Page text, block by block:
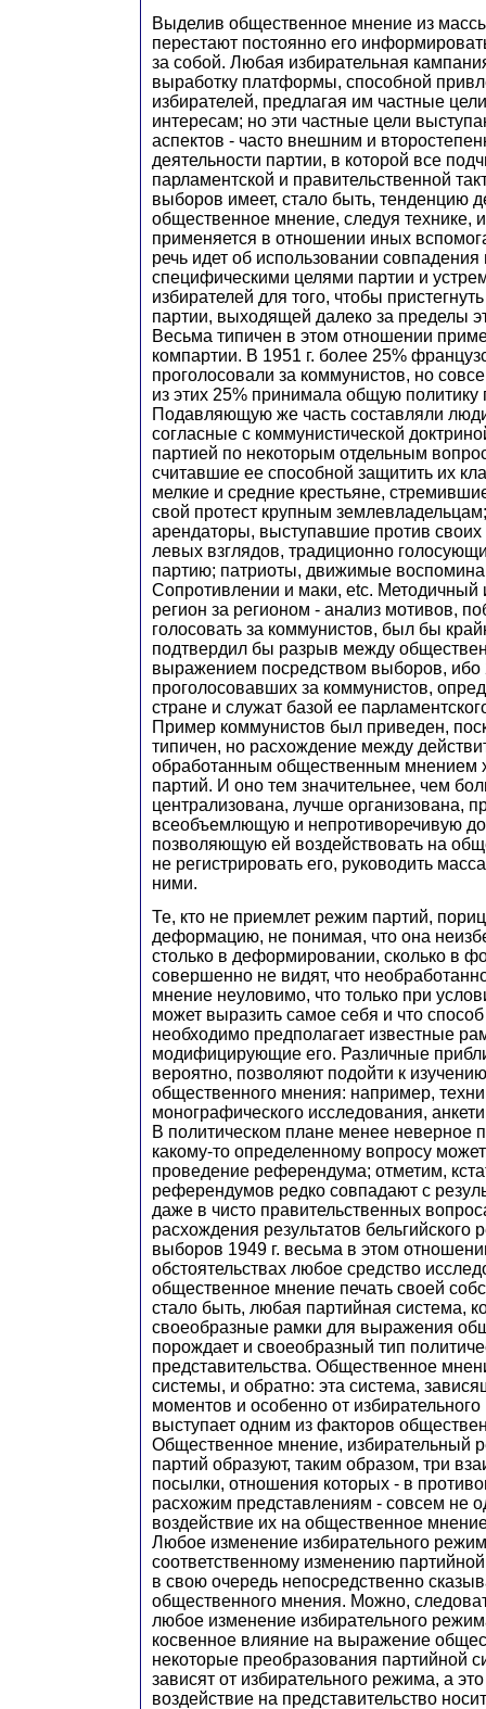
Выделив общественное мнение из
перестают постоянно его
за собой. Любая избирательная
выработку платформы, способной
избирателей, предлагая им частные
интересам; но эти частные цели
аспектов - часто внешним и
деятельности партии, в которой все
парламентской и правительственной
выборов имеет, стало быть, тенденцию
общественное мнение, следуя технике,
применяется в отношении иных
речь идет об использовании
специфическими целями партии и
избирателей для того, чтобы
партии, выходящей далеко за пределы
Весьма типичен в этом отношении
компартии. В 1951 г. более 25%
проголосовали за коммунистов, но
из этих 25% принимала общую политику
Подавляющую же часть составляли
согласные с коммунистической
партией по некоторым отдельным
считавшие ее способной защитить их
мелкие и средние крестьяне,
свой протест крупным
арендаторы, выступавшие против
левых взглядов, традиционно
партию; патриоты, движимые
Сопротивлении и маки, etc. Методичный
регион за регионом - анализ мотивов,
голосовать за коммунистов, был бы
подтвердил бы разрыв между
выражением посредством выборов, ибо
проголосовавших за коммунистов,
стране и служат базой ее
Пример коммунистов был приведен,
типичен, но расхождение между
обработанным общественным мнением
партий. И оно тем значительнее, чем
централизована, лучше организована,
всеобъемлющую и непротиворечивую
позволяющую ей воздействовать на
не регистрировать его, руководить
ними.
Те, кто не приемлет режим партий,
деформацию, не понимая, что она
столько в деформировании, сколько в
совершенно не видят, что
мнение неуловимо, что только при
может выразить самое себя и что
необходимо предполагает известные
модифицирующие его. Различные
вероятно, позволяют подойти к
общественного мнения: например,
монографического исследования,
В политическом плане менее неверное
какому-то определенному вопросу
проведение референдума; отметим,
референдумов редко совпадают с
даже в чисто правительственных
расхождения результатов
выборов 1949 г. весьма в этом
обстоятельствах любое средство
общественное мнение печать своей
стало быть, любая партийная система,
своеобразные рамки для выражения
порождает и своеобразный тип
представительства. Общественное
системы, и обратно: эта система,
моментов и особенно от
выступает одним из факторов
Общественное мнение, избирательный
партий образуют, таким образом, три
посылки, отношения которых - в
расхожим представлениям - совсем не
воздействие их на общественное
Любое изменение избирательного
соответственному изменению
в свою очередь непосредственно
общественного мнения. Можно,
любое изменение избирательного
косвенное влияние на выражение
некоторые преобразования партийной
зависят от избирательного режима, а это
воздействие на представительство